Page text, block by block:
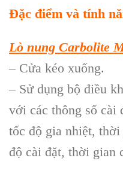
Đặc điểm và tính
Lò nung Carbolite
– Cửa kéo xuống.
– Sử dụng bộ điều
với các thông số cài
tốc độ gia nhiệt,
độ cài đặt, thời gian